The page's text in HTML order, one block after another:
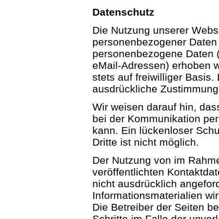
Datenschutz
Die Nutzung unserer
personenbezogener
personenbezogene Daten
eMail-Adressen) erhoben
stets auf freiwilliger Basis.
ausdrückliche
Wir weisen darauf hin,
bei der Kommunikation
kann. Ein lückenloser
Dritte ist nicht möglich.
Der Nutzung von im
veröffentlichten
nicht ausdrücklich
Informationsmaterialien
Die Betreiber der Seiten